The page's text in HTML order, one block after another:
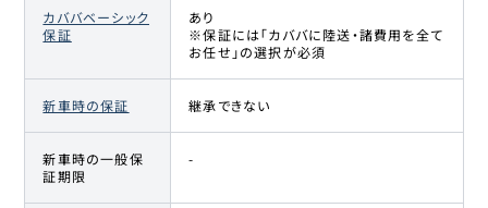
カババベーシック
保証
あり
※保証には「カババに陸送・諸費用を全て
お任せ」の選択が必須
新車時の保証 継承できない
新車時の一般保
証期限
-